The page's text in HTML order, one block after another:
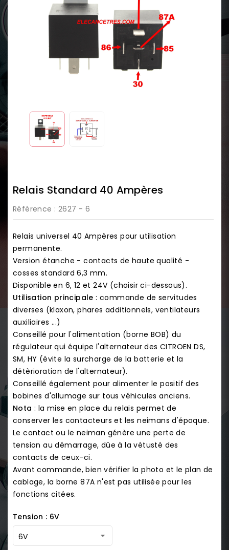
Relais Standard 40 Ampères
Référence : 2627 - 6
Relais universel 40 Ampères pour utilisation
permanente.
Version étanche - contacts de haute qualité -
cosses standard 6,3 mm.
Disponible en 6, 12 et 24V (choisir ci-dessous).
Utilisation principale : commande de servitudes
diverses (klaxon, phares additionnels, ventilateurs
auxiliaires ...)
Conseillé pour l'alimentation (borne BOB) du
régulateur qui équipe l'alternateur des CITROEN DS,
SM, HY (évite la surcharge de la batterie et la
détèrioration de l'alternateur).
Conseillé également pour alimenter le positif des
bobines d'allumage sur tous véhicules anciens.
Nota : la mise en place du relais permet de
conserver les contacteurs et les neimans d'époque.
Le contact ou le neiman génère une perte de
tension au démarrage, dûe à la vétusté des
contacts de ceux-ci.
Avant commande, bien vérifier la photo et le plan de
cablage, la borne 87A n'est pas utilisée pour les
fonctions citées.
Tension : 6V